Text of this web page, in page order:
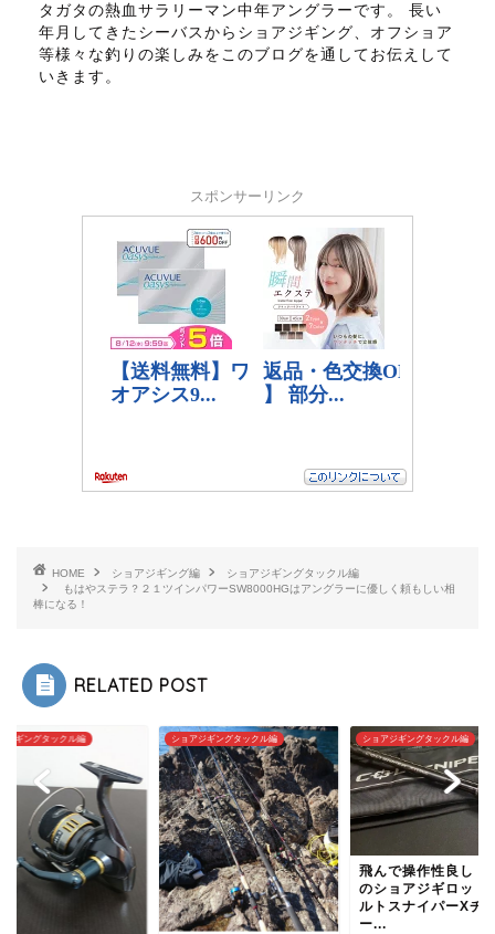
タガタの熱血サラリーマン中年アングラーです。 長い
年月してきたシーバスからショアジギング、オフショア
等様々な釣りの楽しみをこのブログを通してお伝えして
いきます。
スポンサーリンク
HOME ショアジギング編
ショアジギングタックル編
もはやステラ？２１ツインパワーSW8000HGはアングラーに優しく頼もしい相
棒になる！
RELATED POST
アジギングタックル編 ショアジギングタックル編
飛んで操作性良し！最高
のショアジギロッド！コ
ルトスナイパーXチュ
ー...
ショアジギングタックル編